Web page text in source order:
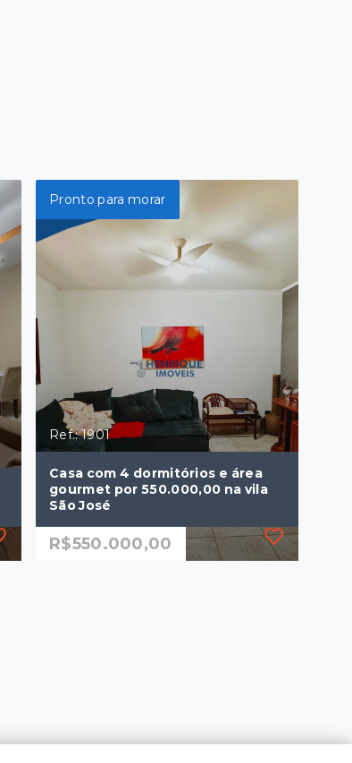
Pronto para morar
Ref.: 1901
Casa com 4 dormitórios e área
gourmet por 550.000,00 na vila
São José
R$550.000,00